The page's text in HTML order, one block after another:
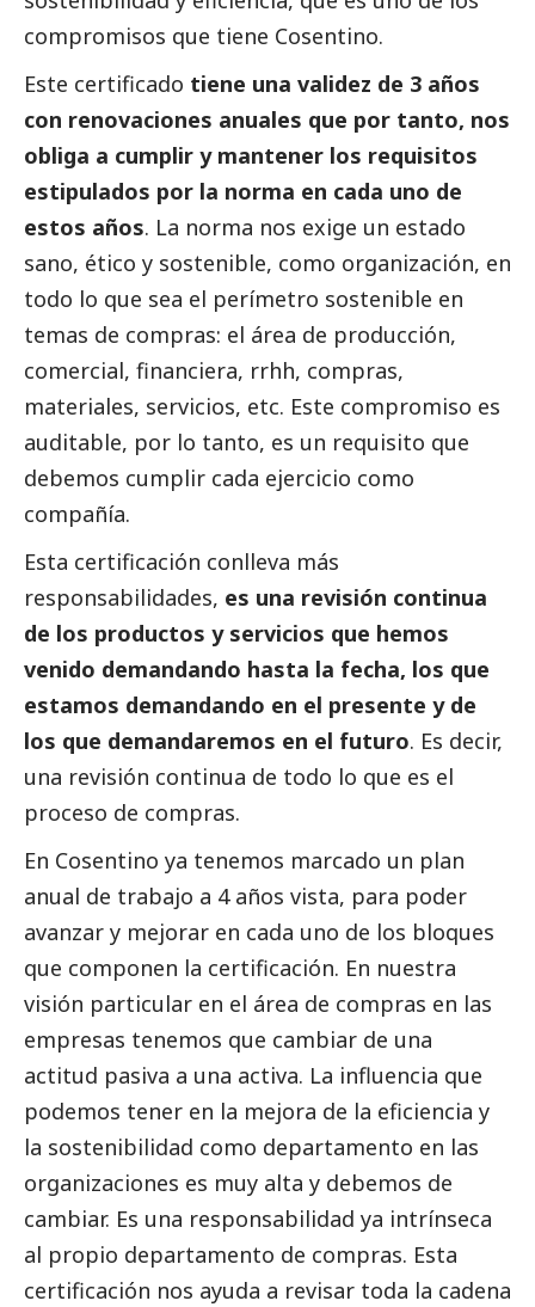
compromisos que tiene Cosentino.
Este certificado tiene una validez de 3 años
con renovaciones anuales que por tanto, nos
obliga a cumplir y mantener los requisitos
estipulados por la norma en cada uno de
estos años. La norma nos exige un estado
sano, ético y sostenible, como organización, en
todo lo que sea el perímetro sostenible en
temas de compras: el área de producción,
comercial, financiera, rrhh, compras,
materiales, servicios, etc. Este compromiso es
auditable, por lo tanto, es un requisito que
debemos cumplir cada ejercicio como
compañía.
Esta certificación conlleva más
responsabilidades, es una revisión continua
de los productos y servicios que hemos
venido demandando hasta la fecha, los que
estamos demandando en el presente y de
los que demandaremos en el futuro. Es decir,
una revisión continua de todo lo que es el
proceso de compras.
En Cosentino ya tenemos marcado un plan
anual de trabajo a 4 años vista, para poder
avanzar y mejorar en cada uno de los bloques
que componen la certificación. En nuestra
visión particular en el área de compras en las
empresas tenemos que cambiar de una
actitud pasiva a una activa. La influencia que
podemos tener en la mejora de la eficiencia y
la sostenibilidad como departamento en las
organizaciones es muy alta y debemos de
cambiar. Es una responsabilidad ya intrínseca
al propio departamento de compras. Esta
certificación nos ayuda a revisar toda la cadena